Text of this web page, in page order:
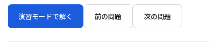
演習モードで解く 前の問題 次の問題